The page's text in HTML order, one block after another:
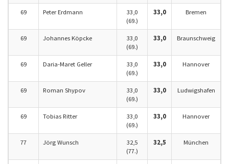
69 Peter Erdmann
33,0
(69.)
33,0 Bremen
69 Johannes Köpcke
33,0
(69.)
33,0 Braunschweig
69 Daria-Maret Geller
33,0
(69.)
33,0 Hannover
69 Roman Shypov
33,0
(69.)
33,0 Ludwigshafen
69 Tobias Ritter
33,0
(69.)
33,0 Hannover
77 Jörg Wunsch
32,5
(77.)
32,5 München